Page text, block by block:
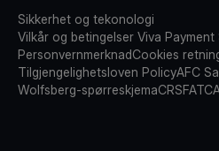
Sikkerhet og tekonologi
Vilkår og betingelser Viva Payment
PersonvernmerknadCookies
Tilgjengelighetsloven PolicyAFC
Wolfsberg-spørreskjemaCRS